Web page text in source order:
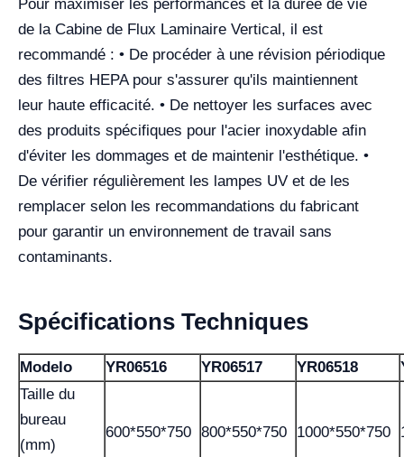
Pour maximiser les performances et la durée de vie
de la Cabine de Flux Laminaire Vertical, il est
recommandé : • De procéder à une révision périodique
des filtres HEPA pour s'assurer qu'ils maintiennent
leur haute efficacité. • De nettoyer les surfaces avec
des produits spécifiques pour l'acier inoxydable afin
d'éviter les dommages et de maintenir l'esthétique. •
De vérifier régulièrement les lampes UV et de les
remplacer selon les recommandations du fabricant
pour garantir un environnement de travail sans
contaminants.
Spécifications Techniques
Modelo YR06516 YR06517 YR06518
Taille du
bureau
(mm)
600*550*750 800*550*750 1000*550*750